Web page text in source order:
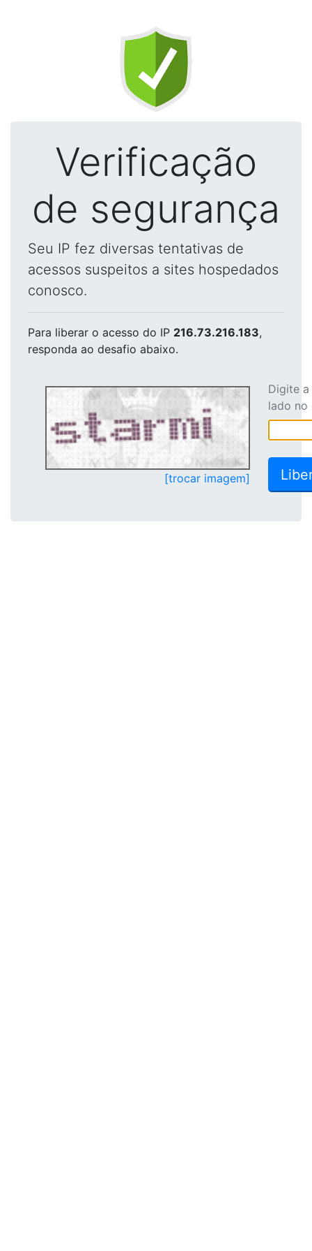
Verificação
de segurança
Seu IP fez diversas tentativas de
acessos suspeitos a sites hospedados
conosco.
Para liberar o acesso do IP 216.73.216.183,
responda ao desafio abaixo.
[trocar imagem]
Digite
lado no